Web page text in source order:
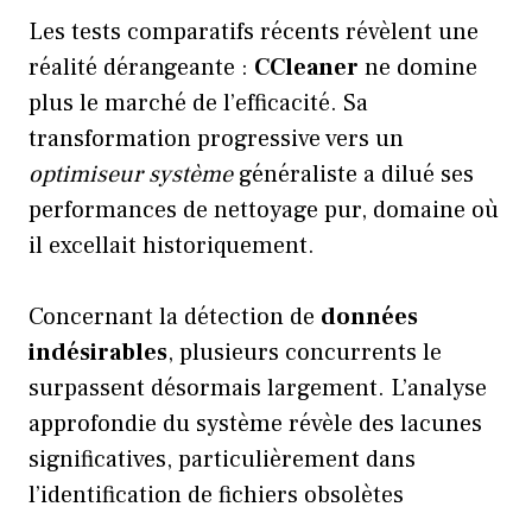
Les tests comparatifs récents révèlent une
réalité dérangeante : CCleaner ne domine
plus le marché de l’efficacité. Sa
transformation progressive vers un
optimiseur systèmegénéraliste a dilué ses
performances de nettoyage pur, domaine où
il excellait historiquement.
Concernant la détection de données
indésirables, plusieurs concurrents le
surpassent désormais largement. L’analyse
approfondie du système révèle des lacunes
significatives, particulièrement dans
l’identification de fichiers obsolètes